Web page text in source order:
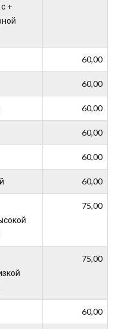
+
60,00
60,00
60,00
60,00
60,00
60,00
75,00
75,00
60,00